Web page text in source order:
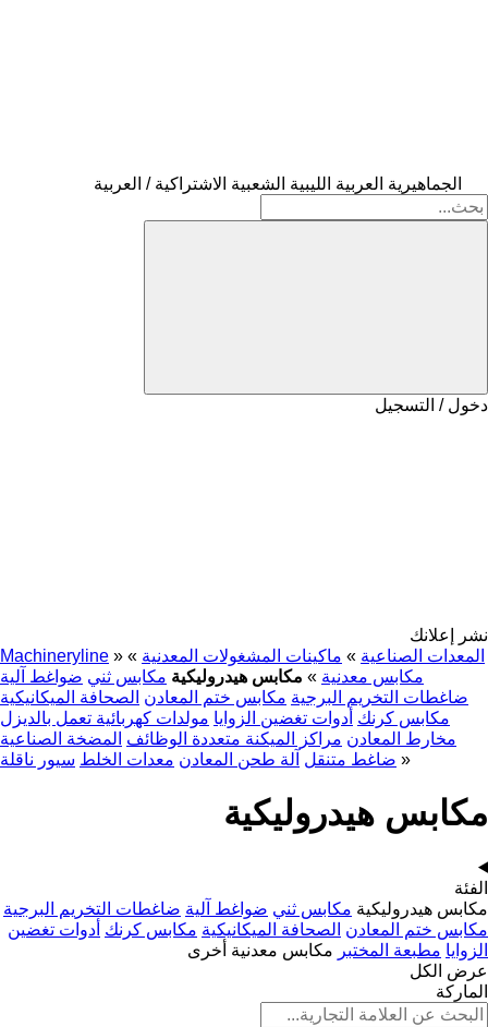
الجماهيرية العربية الليبية الشعبية الاشتراكية / العربية
دخول / التسجيل
نشر إعلانك
Machineryline » المعدات الصناعية » ماكينات المشغولات المعدنية »
مكابس معدنية » مكابس هيدروليكية مكابس ثني ضواغط آلية
ضاغطات التخريم البرجية مكابس ختم المعادن الصحافة الميكانيكية
مكابس كرنك أدوات تغضين الزوايا مولدات كهربائية تعمل بالديزل
مخارط المعادن مراكز الميكنة متعددة الوظائف المضخة الصناعية
ضاغط متنقل آلة طحن المعادن معدات الخلط سيور ناقلة »
مكابس هيدروليكية
الفئة
مكابس هيدروليكية مكابس ثني ضواغط آلية ضاغطات التخريم البرجية
مكابس ختم المعادن الصحافة الميكانيكية مكابس كرنك أدوات تغضين
الزوايا مطبعة المختبر مكابس معدنية أخرى
عرض الكل
الماركة